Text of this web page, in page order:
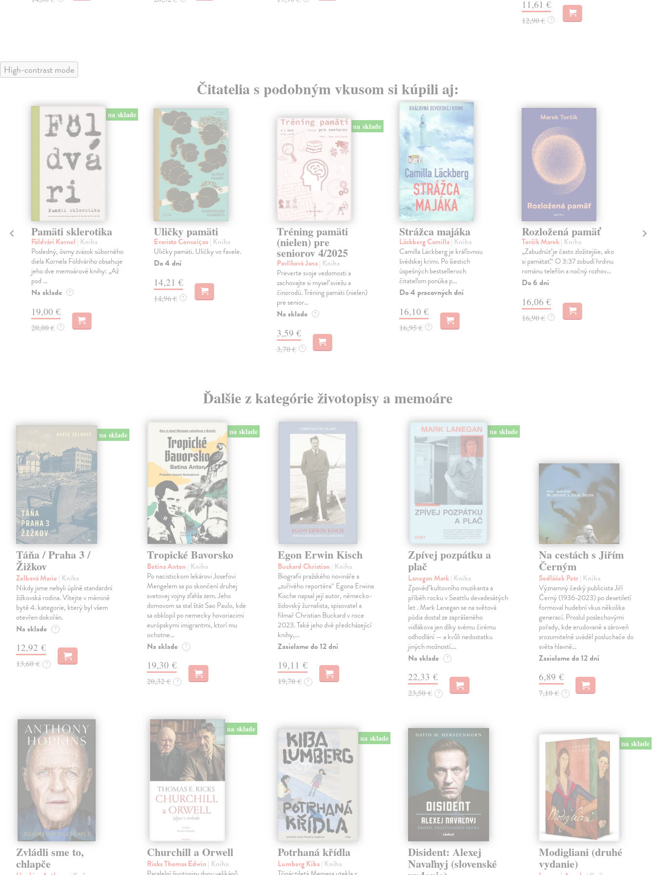
11,61 €
12,90 € ?
High-contrast mode
Čitatelia s podobným vkusom si kúpili aj:
na sklade
Pamäti sklerotika
Földvári Kornel | Kniha
Posledný, ôsmy zväzok súborného
diela Kornela Földváriho obsahuje
jeho dve memoárové knihy: „Až
pod ...
Na sklade ?
19,00 €
20,00 € ?
Uličky pamäti
Evaristo Conceiçao| Kniha
Uličky pamäti. Uličky vo favele.
Do 4 dní
14,21 €
14,96 € ?
na sklade
Tréning pamäti
(nielen) pre
seniorov 4/2025
Pavlíková Jana| Kniha
Preverte svoje vedomosti a
zachovajte si myseľ sviežu a
činorodú. Tréning pamäti (nielen)
pre senior...
Na sklade ?
3,59 €
3,70 € ?
Strážca majáka
Läckberg Camilla| Kniha
Camilla Läckberg je kráľovnou
švédskej krimi. Po šiestich
úspešných bestselleroch
čitateľom ponúka p...
Do 4 pracovných dní
16,10 €
16,95 € ?
Rozložená pamäť
Torčík Marek| Kniha
„Zabudnúť je často zložitejšie, ako
si pamätať.“ O 3:37 zobudí hrdinu
románu telefón a nočný rozhov...
Do 6 dní
16,06 €
16,90 € ?
Ďalšie z kategórie životopisy a memoáre
na sklade
Táňa / Praha 3 /
Žižkov
Zelbová Marie | Kniha
Nikdy jsme nebyli úplně standardní
žižkovská rodina. Vítejte v mámině
bytě 4. kategorie, který byl všem
otevřen dokořán.
Na sklade ?
12,92 €
13,60 € ?
na sklade
Tropické Bavorsko
Betina Anton | Kniha
Po nacistickom lekárovi Josefovi
Mengelem sa po skončení druhej
svetovej vojny zľahla zem. Jeho
domovom sa stal štát Sao Paulo, kde
sa obklopil po nemecky hovoriacimi
európskymi imigrantmi, ktorí mu
ochotne…
Na sklade ?
19,30 €
20,32 € ?
Egon Erwin Kisch
Buckard Christian | Kniha
Biografii pražského novináře a
„zuřivého reportéra“ Egona Erwina
Kische napsal její autor, německo-
židovský žurnalista, spisovatel a
filmař Christian Buckard v roce
2023. Také jeho dvě předcházející
knihy,…
Zasielame do 12 dní
19,11 €
19,70 € ?
na sklade
Zpívej pozpátku a
plač
Lanegan Mark| Kniha
Zpověď kultovního muzikanta a
příběh rocku v Seattlu devadesátých
let . Mark Lanegan se na světová
pódia dostal ze zaprášeného
vidlákova jen díky svému čirému
odhodlání — a kvůli nedostatku
jiných možností.…
Na sklade ?
22,33 €
23,50 € ?
Na cestách s Jiřím
Černým
Sedláček Petr| Kniha
Významný český publicista Jiří
Černý (1936-2023) po desetiletí
formoval hudební vkus několika
generací. Proslul poslechovými
pořady, kde erudovaně a zároveň
srozumitelně uváděl posluchače do
světa hlavně…
Zasielame do 12 dní
6,89 €
7,10 € ?
Zvládli sme to,
chlapče
na sklade
Churchill a Orwell
Ricks Thomas Edwin | Kniha
na sklade
Potrhaná křídla
Lumberg Kiba| Kniha
Disident: Alexej
Navaľnyj (slovenské
na sklade
Modigliani (druhé
vydanie)